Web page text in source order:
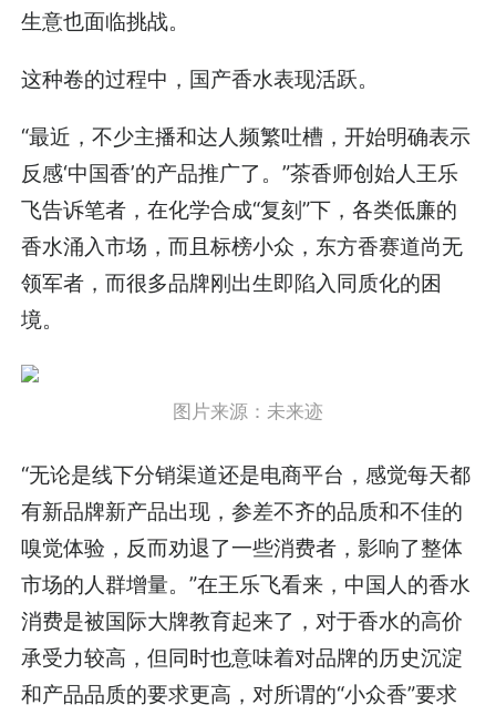
生意也面临挑战。
这种卷的过程中，国产香水表现活跃。
“最近，不少主播和达人频繁吐槽，开始明确表示
反感‘中国香’的产品推广了。”茶香师创始人王乐
飞告诉笔者，在化学合成“复刻”下，各类低廉的
香水涌入市场，而且标榜小众，东方香赛道尚无
领军者，而很多品牌刚出生即陷入同质化的困
境。
图片来源：未来迹
“无论是线下分销渠道还是电商平台，感觉每天都
有新品牌新产品出现，参差不齐的品质和不佳的
嗅觉体验，反而劝退了一些消费者，影响了整体
市场的人群增量。”在王乐飞看来，中国人的香水
消费是被国际大牌教育起来了，对于香水的高价
承受力较高，但同时也意味着对品牌的历史沉淀
和产品品质的要求更高，对所谓的“小众香”要求